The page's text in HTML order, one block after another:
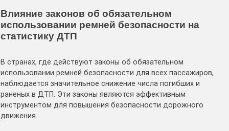
Влияние законов об обязательном
использовании ремней безопасности на
статистику ДТП
В странах, где действуют законы об обязательном
использовании ремней безопасности для всех пассажиров,
наблюдается значительное снижение числа погибших и
раненых в ДТП. Эти законы являются эффективным
инструментом для повышения безопасности дорожного
движения.